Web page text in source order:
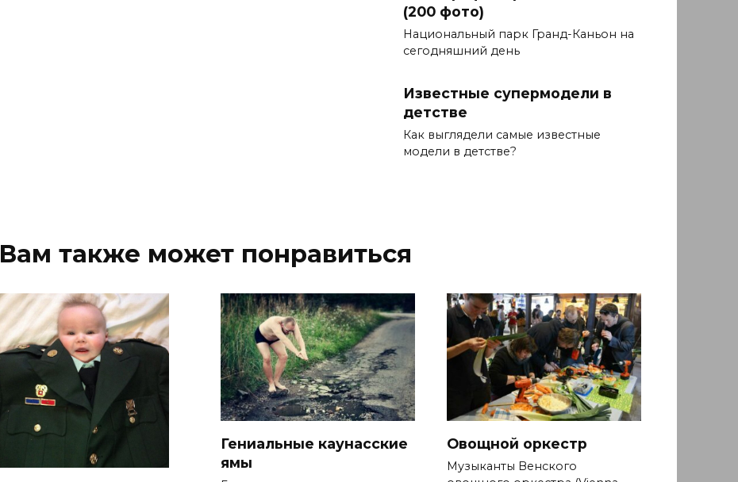
(200 фото)
Национальный парк Гранд-Каньон на
сегодняшний день
Известные супермодели в
детстве
Как выглядели самые известные
модели в детстве?
Вам также может понравиться
Гениальные каунасские
ямы
Овощной оркестр
Музыканты Венского